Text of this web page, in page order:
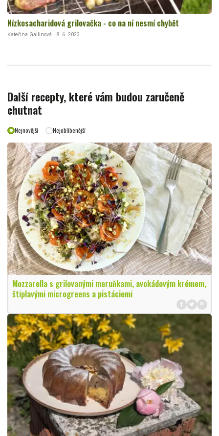
Nízkosacharidová grilovačka - co na ní nesmí chybět
Kateřina Gallinová · 8. 6. 2023
Další recepty, které vám budou zaručeně
chutnat
Nejnovější Nejoblíbenější
Mozzarella s grilovanými meruňkami, avokádovým krémem,
štiplavými microgreens a pistáciemi